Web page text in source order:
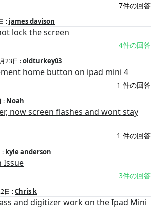
7件の回答
: james davison
lock the screen
4件の回答
23日 :oldturkey03
home button on ipad mini 4
1 件の回答
: Noah
now screen flashes and wont stay
1 件の回答
: kyle anderson
Issue
3件の回答
日 :Chris k
and digitizer work on the Ipad Mini